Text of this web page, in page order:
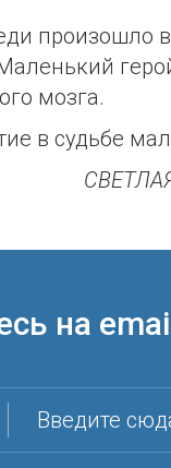
произошло
мозга.
в судьбе
на
Введите